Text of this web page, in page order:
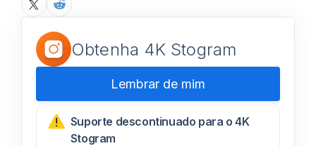
Obtenha 4K Stogram
Lembrar de mim
Suporte descontinuado para o 4K
Stogram